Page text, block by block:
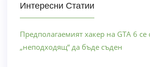
Интересни Статии
Предполагаемият хакер на GTA 6 се
„неподходящ“ да бъде съден